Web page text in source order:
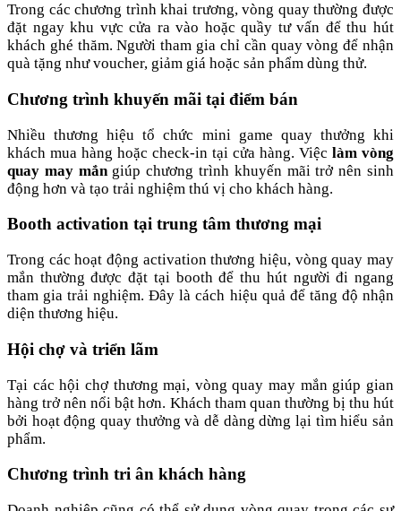
Trong các chương trình khai trương, vòng quay thường được
đặt ngay khu vực cửa ra vào hoặc quầy tư vấn để thu hút
khách ghé thăm. Người tham gia chỉ cần quay vòng để nhận
quà tặng như voucher, giảm giá hoặc sản phẩm dùng thử.
Chương trình khuyến mãi tại điểm bán
Nhiều thương hiệu tổ chức mini game quay thưởng khi
khách mua hàng hoặc check-in tại cửa hàng. Việc làm vòng
quay may mắngiúp chương trình khuyến mãi trở nên sinh
động hơn và tạo trải nghiệm thú vị cho khách hàng.
Booth activation tại trung tâm thương mại
Trong các hoạt động activation thương hiệu, vòng quay may
mắn thường được đặt tại booth để thu hút người đi ngang
tham gia trải nghiệm. Đây là cách hiệu quả để tăng độ nhận
diện thương hiệu.
Hội chợ và triển lãm
Tại các hội chợ thương mại, vòng quay may mắn giúp gian
hàng trở nên nổi bật hơn. Khách tham quan thường bị thu hút
bởi hoạt động quay thưởng và dễ dàng dừng lại tìm hiểu sản
phẩm.
Chương trình tri ân khách hàng